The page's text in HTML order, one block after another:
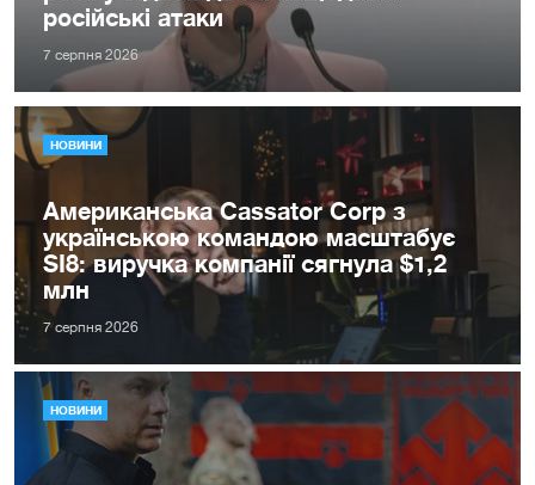
російські атаки
7 серпня 2026
НОВИНИ
Американська Cassator Corp з
українською командою масштабує
SI8: виручка компанії сягнула $1,2
млн
7 серпня 2026
НОВИНИ